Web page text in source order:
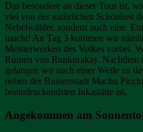
Das besondere an dieser Tour ist,
viel von der natürlichen Schönheit
Nebelwälder, sondern auch eine
macht! An Tag 3 kommen wir
Meisterwerken des Volkes vorbei.
Ruinen von Runkurakay. Nachdem
gelangen wir nach einer Weile zu
neben der Ruinenstadt Machu
beeindruckendsten Inkastätte ist.
Angekommen am